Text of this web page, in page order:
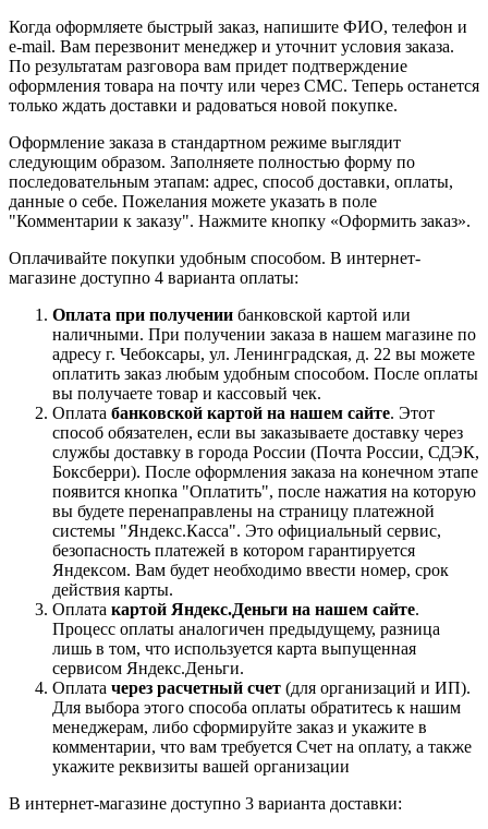
Когда оформляете быстрый заказ, напишите ФИО, телефон и
e-mail. Вам перезвонит менеджер и уточнит условия заказа.
По результатам разговора вам придет подтверждение
оформления товара на почту или через СМС. Теперь останется
только ждать доставки и радоваться новой покупке.
Оформление заказа в стандартном режиме выглядит
следующим образом. Заполняете полностью форму по
последовательным этапам: адрес, способ доставки, оплаты,
данные о себе. Пожелания можете указать в поле
"Комментарии к заказу". Нажмите кнопку «Оформить заказ».
Оплачивайте покупки удобным способом. В интернет-
магазине доступно 4 варианта оплаты:
Оплата при получении банковской картой или
наличными. При получении заказа в нашем магазине по
адресу г. Чебоксары, ул. Ленинградская, д. 22 вы можете
оплатить заказ любым удобным способом. После оплаты
вы получаете товар и кассовый чек.
Оплата банковской картой на нашем сайте. Этот
способ обязателен, если вы заказываете доставку через
службы доставку в города России (Почта России, СДЭК,
Боксберри). После оформления заказа на конечном этапе
появится кнопка "Оплатить", после нажатия на которую
вы будете перенаправлены на страницу платежной
системы "Яндекс.Касса". Это официальный сервис,
безопасность платежей в котором гарантируется
Яндексом. Вам будет необходимо ввести номер, срок
действия карты.
Оплата картой Яндекс.Деньги на нашем сайте.
Процесс оплаты аналогичен предыдущему, разница
лишь в том, что используется карта выпущенная
сервисом Яндекс.Деньги.
Оплата через расчетный счет (для организаций и ИП).
Для выбора этого способа оплаты обратитесь к нашим
менеджерам, либо сформируйте заказ и укажите в
комментарии, что вам требуется Счет на оплату, а также
укажите реквизиты вашей организации
В интернет-магазине доступно 3 варианта доставки: